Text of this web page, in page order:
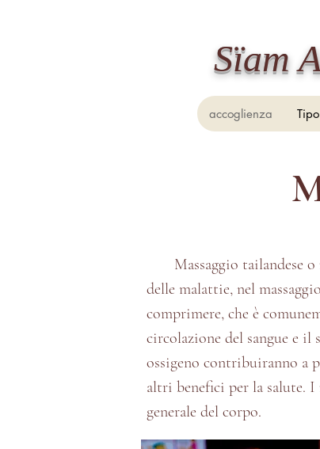
​Sïam
accoglienza
Massaggio tailandese
delle malattie, nel
comprimere, che è
circolazione del sangue e
ossigeno contribuiranno a
altri benefici per la salute.
generale del corpo.